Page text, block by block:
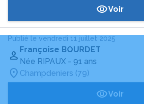
Voir
Publié le vendredi 11 juillet 2025
Françoise BOURDET
Née RIPAUX - 91 ans
Champdeniers (79)
Voir